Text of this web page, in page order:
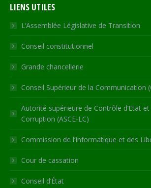
opens
in
new
window
opens
in
new
window
opens
in
new
window
in
new
window
opens
in
new
LIENS UTILES
L’Assemblée Législative de Transition
Conseil constitutionnel
Grande chancellerie
Conseil Supérieur de la Communication
Autorité supérieure de Contrôle d’Etat
Corruption (ASCE-LC)
Commission de l’Informatique et des
Cour de cassation
Conseil d’État